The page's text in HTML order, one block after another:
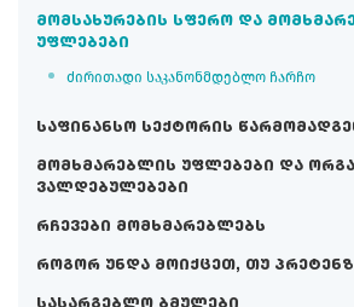
მომსახურების სფერო და
უფლებები
ძირითადი საკანონმდებლო ჩარჩო
საფინანსო სექტორის
მომხმარებლის უფლებები და
ვალდებულებები
რჩევები მომხმარებლებს
როგორ უნდა მოიქცეთ, თუ
სასარგებლო ბმულები